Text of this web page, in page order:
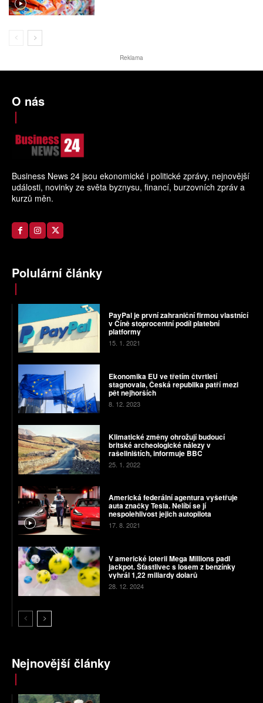
Reklama
O nás
Business News 24 jsou ekonomické i politické zprávy, nejnovější
události, novinky ze světa byznysu, financí, burzovních zpráv a
kurzů měn.
Polulární články
PayPal je první zahraniční firmou vlastnící
v Číně stoprocentní podíl platební
platformy
15. 1. 2021
Ekonomika EU ve třetím čtvrtletí
stagnovala, Česká republika patří mezi
pět nejhorších
8. 12. 2023
Klimatické změny ohrožují budoucí
britské archeologické nálezy v
rašeliništích, informuje BBC
25. 1. 2022
Americká federální agentura vyšetřuje
auta značky Tesla. Nelíbí se jí
nespolehlivost jejich autopilota
17. 8. 2021
V americké loterii Mega Millions padl
jackpot. Šťastlivec s losem z benzínky
vyhrál 1,22 miliardy dolarů
28. 12. 2024
Nejnovější články